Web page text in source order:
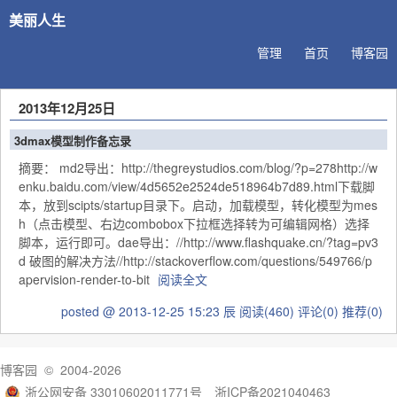
美丽人生
博客园
首页
管理
2013年12月25日
3dmax模型制作备忘录
摘要： md2导出：http://thegreystudios.com/blog/?p=278http://w
enku.baidu.com/view/4d5652e2524de518964b7d89.html下载脚
本，放到scipts/startup目录下。启动，加载模型，转化模型为mes
h（点击模型、右边combobox下拉框选择转为可编辑网格）选择
脚本，运行即可。dae导出：//http://www.flashquake.cn/?tag=pv3
d 破图的解决方法//http://stackoverflow.com/questions/549766/p
apervision-render-to-bit 阅读全文
posted @ 2013-12-25 15:23 辰 阅读(460) 评论(0) 推荐(0)
博客园 © 2004-2026
浙公网安备 33010602011771号
浙ICP备2021040463